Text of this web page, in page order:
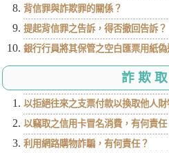
背信罪與詐欺罪的關係？
提起背信罪之告訴，得否撤回告訴？
銀行行員將其保管之空白匯票用紙
詐欺
以拒絕往來之支票付款以換取他人財
以竊取之信用卡冒名消費，有何責任
利用網路購物詐騙，有何責任？